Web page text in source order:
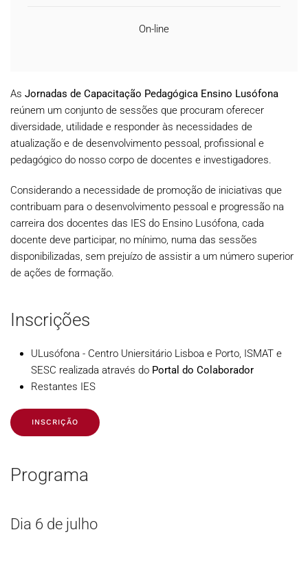
On-line
As Jornadas de Capacitação Pedagógica Ensino Lusófona
reúnem um conjunto de sessões que procuram oferecer
diversidade, utilidade e responder às necessidades de
atualização e de desenvolvimento pessoal, profissional e
pedagógico do nosso corpo de docentes e investigadores.
Considerando a necessidade de promoção de iniciativas que
contribuam para o desenvolvimento pessoal e progressão na
carreira dos docentes das IES do Ensino Lusófona, cada
docente deve participar, no mínimo, numa das sessões
disponibilizadas, sem prejuízo de assistir a um número superior
de ações de formação.
Inscrições
ULusófona - Centro Uniersitário Lisboa e Porto, ISMAT e
SESC realizada através do Portal do Colaborador
Restantes IES
INSCRIÇÃO
Programa
Dia 6 de julho